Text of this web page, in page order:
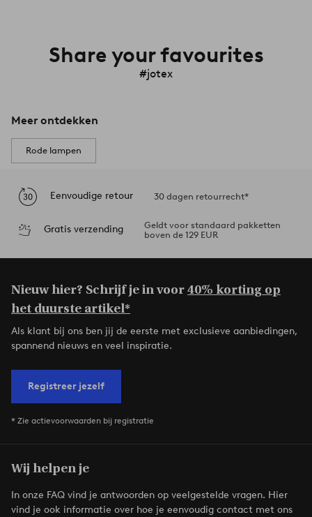
Share your favourites
#jotex
Meer ontdekken
Rode lampen
Eenvoudige retour 30 dagen retourrecht*
Gratis verzending
Geldt voor standaard pakketten
boven de 129 EUR
Nieuw hier? Schrijf je in voor40% korting op
het duurste artikel*
Als klant bij ons ben jij de eerste met exclusieve aanbiedingen,
spannend nieuws en veel inspiratie.
Registreer jezelf
* Zie actievoorwaarden bij registratie
Wij helpen je
In onze FAQ vind je antwoorden op veelgestelde vragen. Hier
vind je ook informatie over hoe je eenvoudig contact met ons